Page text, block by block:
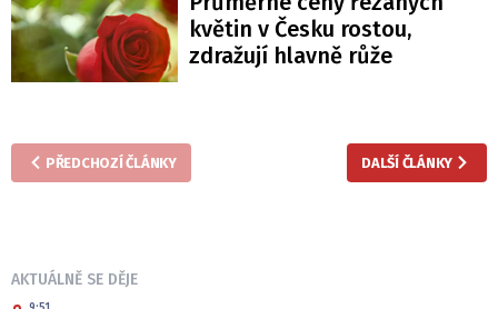
květin v Česku rostou,
zdražují hlavně růže
PŘEDCHOZÍ ČLÁNKY DALŠÍ ČLÁNKY
AKTUÁLNĚ SE DĚJE